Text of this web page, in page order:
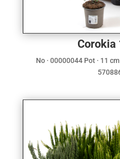
Corokia
No · 00000044 Pot · 11